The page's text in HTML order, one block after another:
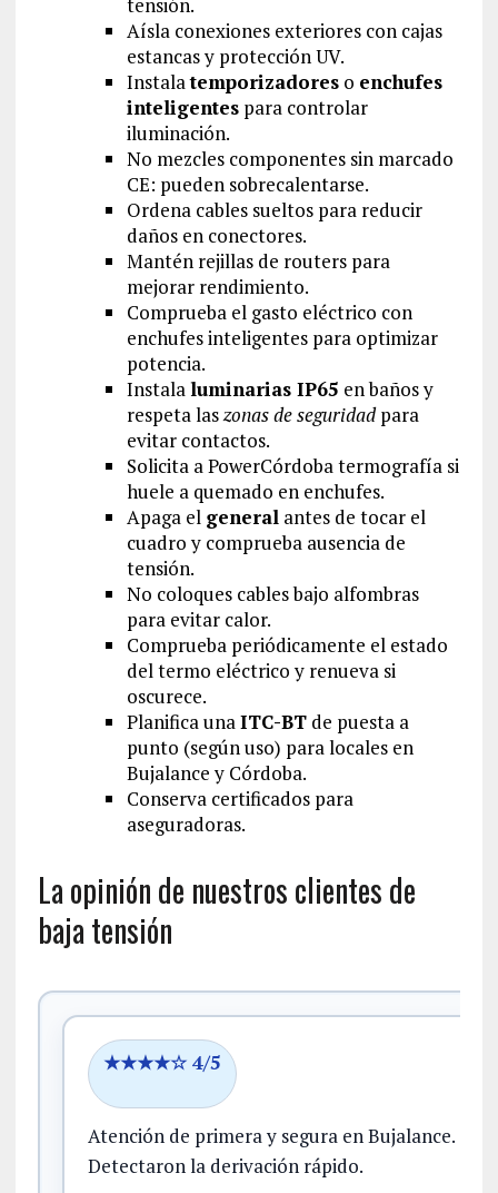
tensión.
Aísla conexiones exteriores con cajas
estancas y protección UV.
Instalatemporizadoreso enchufes
inteligentespara controlar
iluminación.
No mezcles componentes sin marcado
CE: pueden sobrecalentarse.
Ordena cables sueltos para reducir
daños en conectores.
Mantén rejillas de routers para
mejorar rendimiento.
Comprueba el gasto eléctrico con
enchufes inteligentes para optimizar
potencia.
Instalaluminarias IP65 en baños y
respeta laszonas de seguridadpara
evitar contactos.
Solicita a PowerCórdoba termografía si
huele a quemado en enchufes.
Apaga el generalantes de tocar el
cuadro y comprueba ausencia de
tensión.
No coloques cables bajo alfombras
para evitar calor.
Comprueba periódicamente el estado
del termo eléctrico y renueva si
oscurece.
Planifica unaITC-BTde puesta a
punto (según uso) para locales en
Bujalance y Córdoba.
Conserva certificados para
aseguradoras.
La opinión de nuestros clientes de
baja tensión
★★★★☆ 4/5
Atención de primera y segura en Bujalance.
Detectaron la derivación rápido.